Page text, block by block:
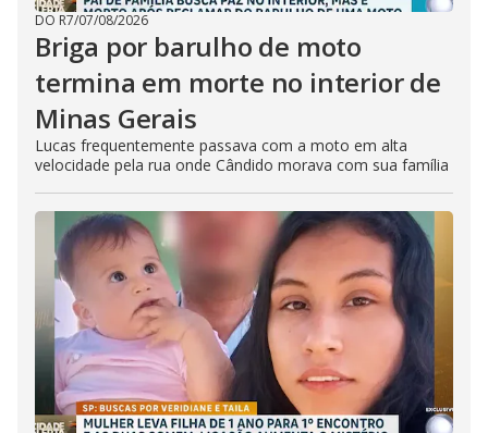
DO R7/07/08/2026
Briga por barulho de moto
termina em morte no interior de
Minas Gerais
Lucas frequentemente passava com a moto em alta
velocidade pela rua onde Cândido morava com sua família